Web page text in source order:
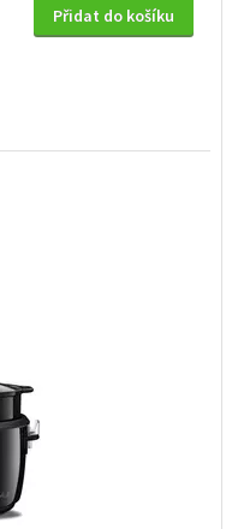
Přidat do košíku